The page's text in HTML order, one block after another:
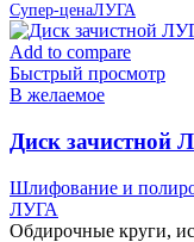
Супер-ценаЛУГА
Add to compare
Быстрый просмотр
В желаемое
Диск зачистной
Шлифование и
ЛУГА
Обдирочные круги,